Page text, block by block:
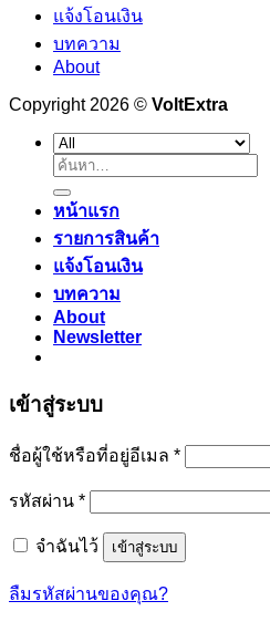
แจ้งโอนเงิน
บทความ
About
Copyright 2026 © VoltExtra
ค้นหา:
หน้าแรก
รายการสินค้า
แจ้งโอนเงิน
บทความ
About
Newsletter
เข้าสู่ระบบ
ชื่อผู้ใช้หรือที่อยู่อีเมล *ต้องการ
รหัสผ่าน *ต้องการ
จำฉันไว้ เข้าสู่ระบบ
ลืมรหัสผ่านของคุณ?